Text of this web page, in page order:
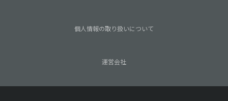
個人情報の取り扱いについて
運営会社